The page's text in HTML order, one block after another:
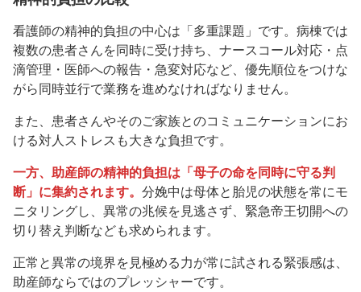
看護師の精神的負担の中心は「多重課題」です。病棟では
複数の患者さんを同時に受け持ち、ナースコール対応・点
滴管理・医師への報告・急変対応など、優先順位をつけな
がら同時並行で業務を進めなければなりません。
また、患者さんやそのご家族とのコミュニケーションにお
ける対人ストレスも大きな負担です。
一方、助産師の精神的負担は「母子の命を同時に守る判
断」に集約されます。 分娩中は母体と胎児の状態を常にモ
ニタリングし、異常の兆候を見逃さず、緊急帝王切開への
切り替え判断なども求められます。
正常と異常の境界を見極める力が常に試される緊張感は、
助産師ならではのプレッシャーです。